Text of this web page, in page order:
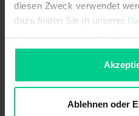
diesen Zweck verwendet
dazu finden Sie in unserer
sein, können Sie die
Ablehnen oder
48V, PVC, filetage PG3/8, 1m de
N° produit : 201820